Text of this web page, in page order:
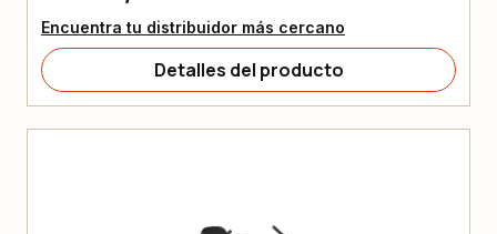
Encuentra tu distribuidor más cercano
Detalles del producto